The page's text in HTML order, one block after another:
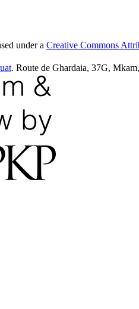
under a Creative Commons
. Route de Ghardaia, 37G,